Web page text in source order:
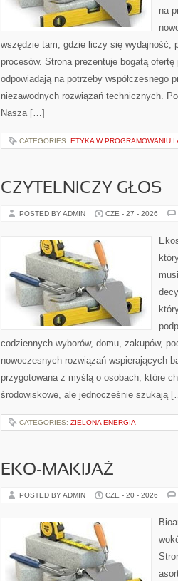
na
wszędzie tam, gdzie liczy się wydajność,
procesów. Strona prezentuje bogatą
odpowiadają na potrzeby współczesnego
niezawodnych rozwiązań technicznych.
Nasza […]
CATEGORIES: ETYKA W PROGRAMOWANIU I
CZYTELNICZY GŁOS
POSTED BY ADMIN CZE - 27 - 2026
codziennych wyborów, domu, zakupów,
nowoczesnych rozwiązań wspierających
przygotowana z myślą o osobach, które
środowiskowe, ale jednocześnie szukają
CATEGORIES: ZIELONA ENERGIA
EKO-MAKIJAŻ
POSTED BY ADMIN CZE - 20 - 2026